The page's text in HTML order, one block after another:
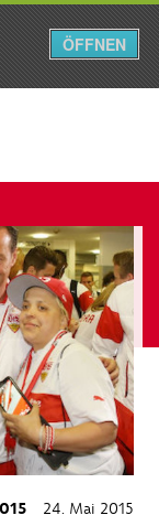
Menü
24. Mai 2015
ÖFFNEN